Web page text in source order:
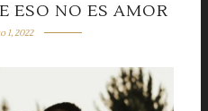
ESO NO ES AMOR
1, 2022